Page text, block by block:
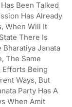
Been Talked
Has Already
When Will It
There Is
Bharatiya Janata
The Same
Efforts Being
Ways, But
Party Has A
When Amit